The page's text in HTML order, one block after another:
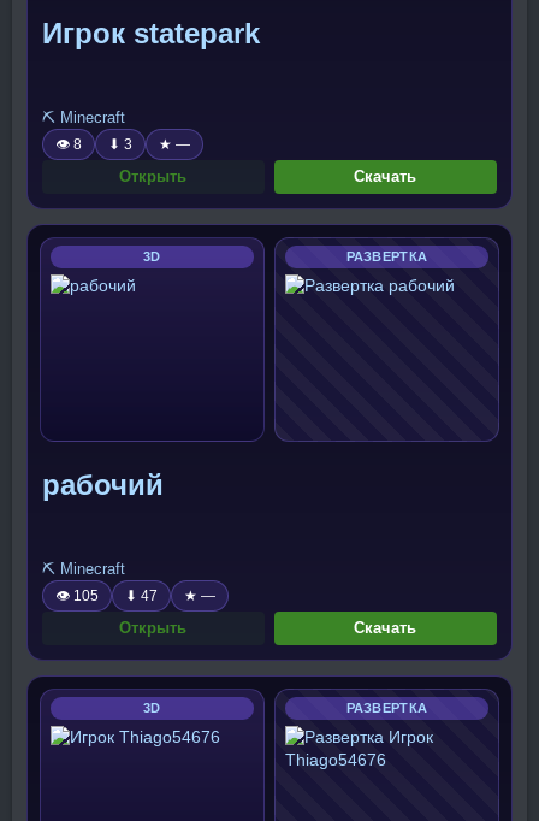
Игрок statepark
⛏️ Minecraft
👁 8 ⬇ 3 ★ —
Открыть Скачать
3D РАЗВЕРТКА
рабочий
⛏️ Minecraft
👁 105 ⬇ 47 ★ —
Открыть Скачать
3D РАЗВЕРТКА